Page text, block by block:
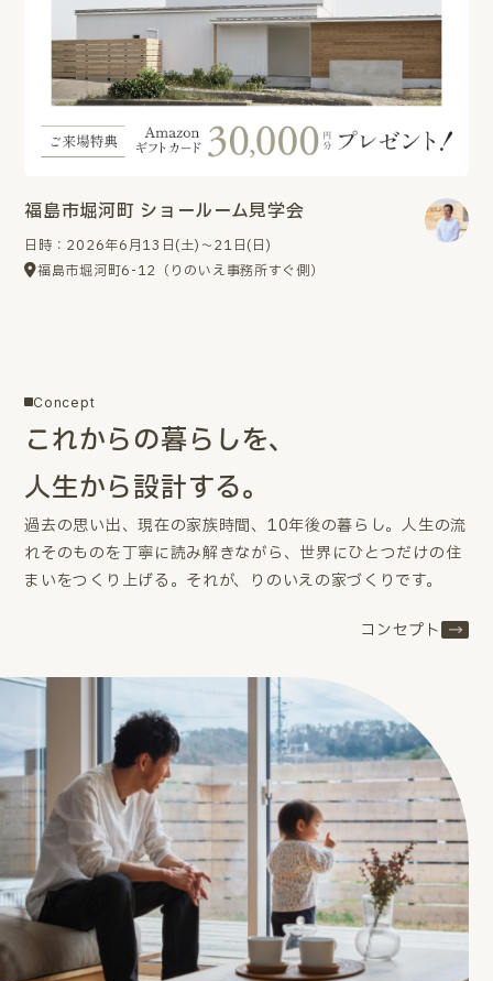
福島市堀河町 ショールーム見学会
日時：2026年6月13日(土)～21日(日)
福島市堀河町6-12（りのいえ事務所すぐ側）
Concept
これからの暮らしを、
人生から設計する。
過去の思い出、現在の家族時間、10年後の暮らし。人生の流
れそのものを丁寧に読み解きながら、世界にひとつだけの住
まいをつくり上げる。 それが、りのいえの家づくりです。
コンセプト